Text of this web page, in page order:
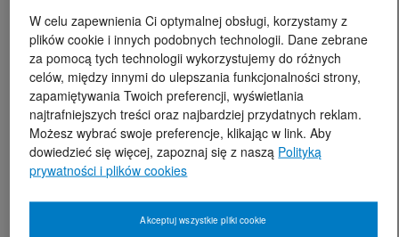
W celu zapewnienia Ci optymalnej obsługi, korzystamy z
plików cookie i innych podobnych technologii. Dane zebrane
za pomocą tych technologii wykorzystujemy do różnych
celów, między innymi do ulepszania funkcjonalności strony,
zapamiętywania Twoich preferencji, wyświetlania
najtrafniejszych treści oraz najbardziej przydatnych reklam.
Możesz wybrać swoje preferencje, klikając w link. Aby
dowiedzieć się więcej, zapoznaj się z naszą Polityką
prywatności i plików cookies
Akceptuj wszystkie pliki cookie